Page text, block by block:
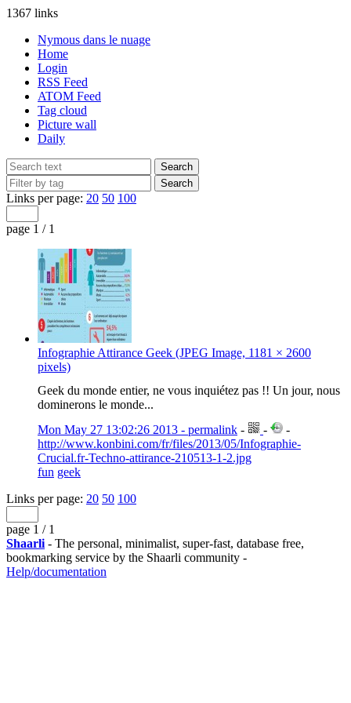
1367 links
Nymous dans le nuage
Home
Login
RSS Feed
ATOM Feed
Tag cloud
Picture wall
Daily
Links per page: 20 50 100
page 1 / 1
Infographie Attirance Geek (JPEG Image, 1181 × 2600
pixels)
Geek du monde entier, ne vous inquiétez pas !! Un jour, nous
dominerons le monde...
Mon May 27 13:02:26 2013 - permalink - -
-
http://www.konbini.com/fr/files/2013/05/Infographie-
Crucial.fr-Techno-attirance-210513-1-2.jpg
fun geek
Links per page: 20 50 100
page 1 / 1
Shaarli - The personal, minimalist, super-fast, database free,
bookmarking service by the Shaarli community -
Help/documentation